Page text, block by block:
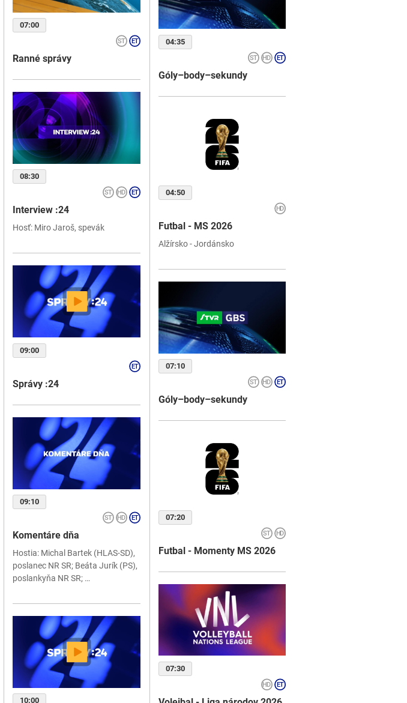
07:00
Ranné správy
08:30
Interview :24
Hosť: Miro Jaroš, spevák
09:00
Správy :24
09:10
Komentáre dňa
Hostia: Michal Bartek (HLAS-SD),
poslanec NR SR; Beáta Jurík (PS),
poslankyňa NR SR; …
10:00
04:35
Góly–body–sekundy
04:50
Futbal - MS 2026
Alžírsko - Jordánsko
07:10
Góly–body–sekundy
07:20
Futbal - Momenty MS 2026
07:30